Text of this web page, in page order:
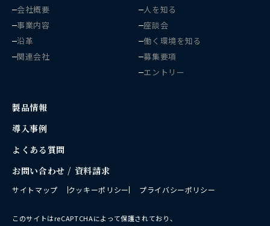
会社概要
事業内容
沿革
関連会社
人を知る
座談会
働く環境を知る
募集要項
エントリー
製品情報
導入事例
よくある質問
お問い合わせ / 資料請求
サイトマップ クッキーポリシー プライバシーポリシー
このサイトはreCAPTCHAによって保護されており、